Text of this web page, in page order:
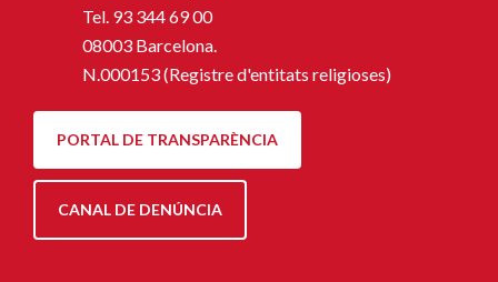
Tel. 93 344 69 00
08003 Barcelona.
N.000153 (Registre d'entitats religioses)
PORTAL DE TRANSPARÈNCIA
CANAL DE DENÚNCIA